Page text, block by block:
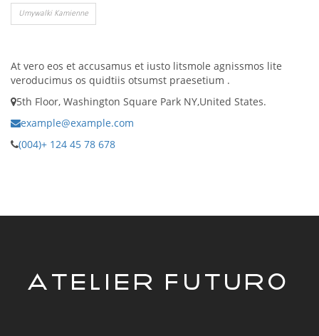
Umywalki Kamienne
At vero eos et accusamus et iusto litsmole agnissmos lite
veroducimus os quidtiis otsumst praesetium .
5th Floor, Washington Square Park NY,United States.
example@example.com
(004)+ 124 45 78 678
ATELIER FUTURO